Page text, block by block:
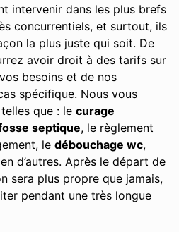
intervenir dans les plus brefs
concurrentiels, et surtout, ils
la plus juste qui soit. De
avoir droit à des tarifs sur
besoins et de nos
spécifique. Nous vous
que : le curage
septique, le règlement
le débouchage wc,
d’autres. Après le départ de
sera plus propre que jamais,
pendant une très longue